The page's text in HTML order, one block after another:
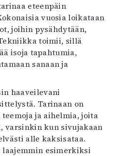
ry
eteenpäin
vuosia loikataan
joihin pysähdytään,
toimii, sillä
isoja tapahtumia,
sanaan ja
haaveilevani
Tarinaan on
ja aihelmia, joita
varsinkin kun sivujakaan
alle kaksisataa.
esimerkiksi